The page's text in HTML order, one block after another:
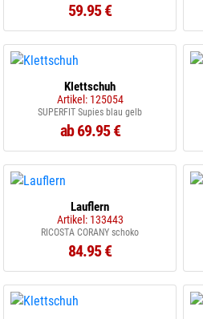
59.95 €
Klettschuh
Artikel: 125054
SUPERFIT Supies blau gelb
ab 69.95 €
Lauflern
Artikel: 133443
RICOSTA CORANY schoko
84.95 €